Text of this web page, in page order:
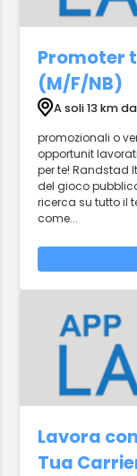
Promoter
(M/F/NB)
A soli 13 km
promozionali o
opportunit
per te! Randstad
del gioco
ricerca su tutto il
come...
Lavora
Tua